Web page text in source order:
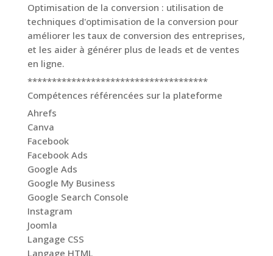
Optimisation de la conversion : utilisation de
techniques d'optimisation de la conversion pour
améliorer les taux de conversion des entreprises,
et les aider à générer plus de leads et de ventes
en ligne.
*************************************
Compétences référencées sur la plateforme
Ahrefs
Canva
Facebook
Facebook Ads
Google Ads
Google My Business
Google Search Console
Instagram
Joomla
Langage CSS
Langage HTML